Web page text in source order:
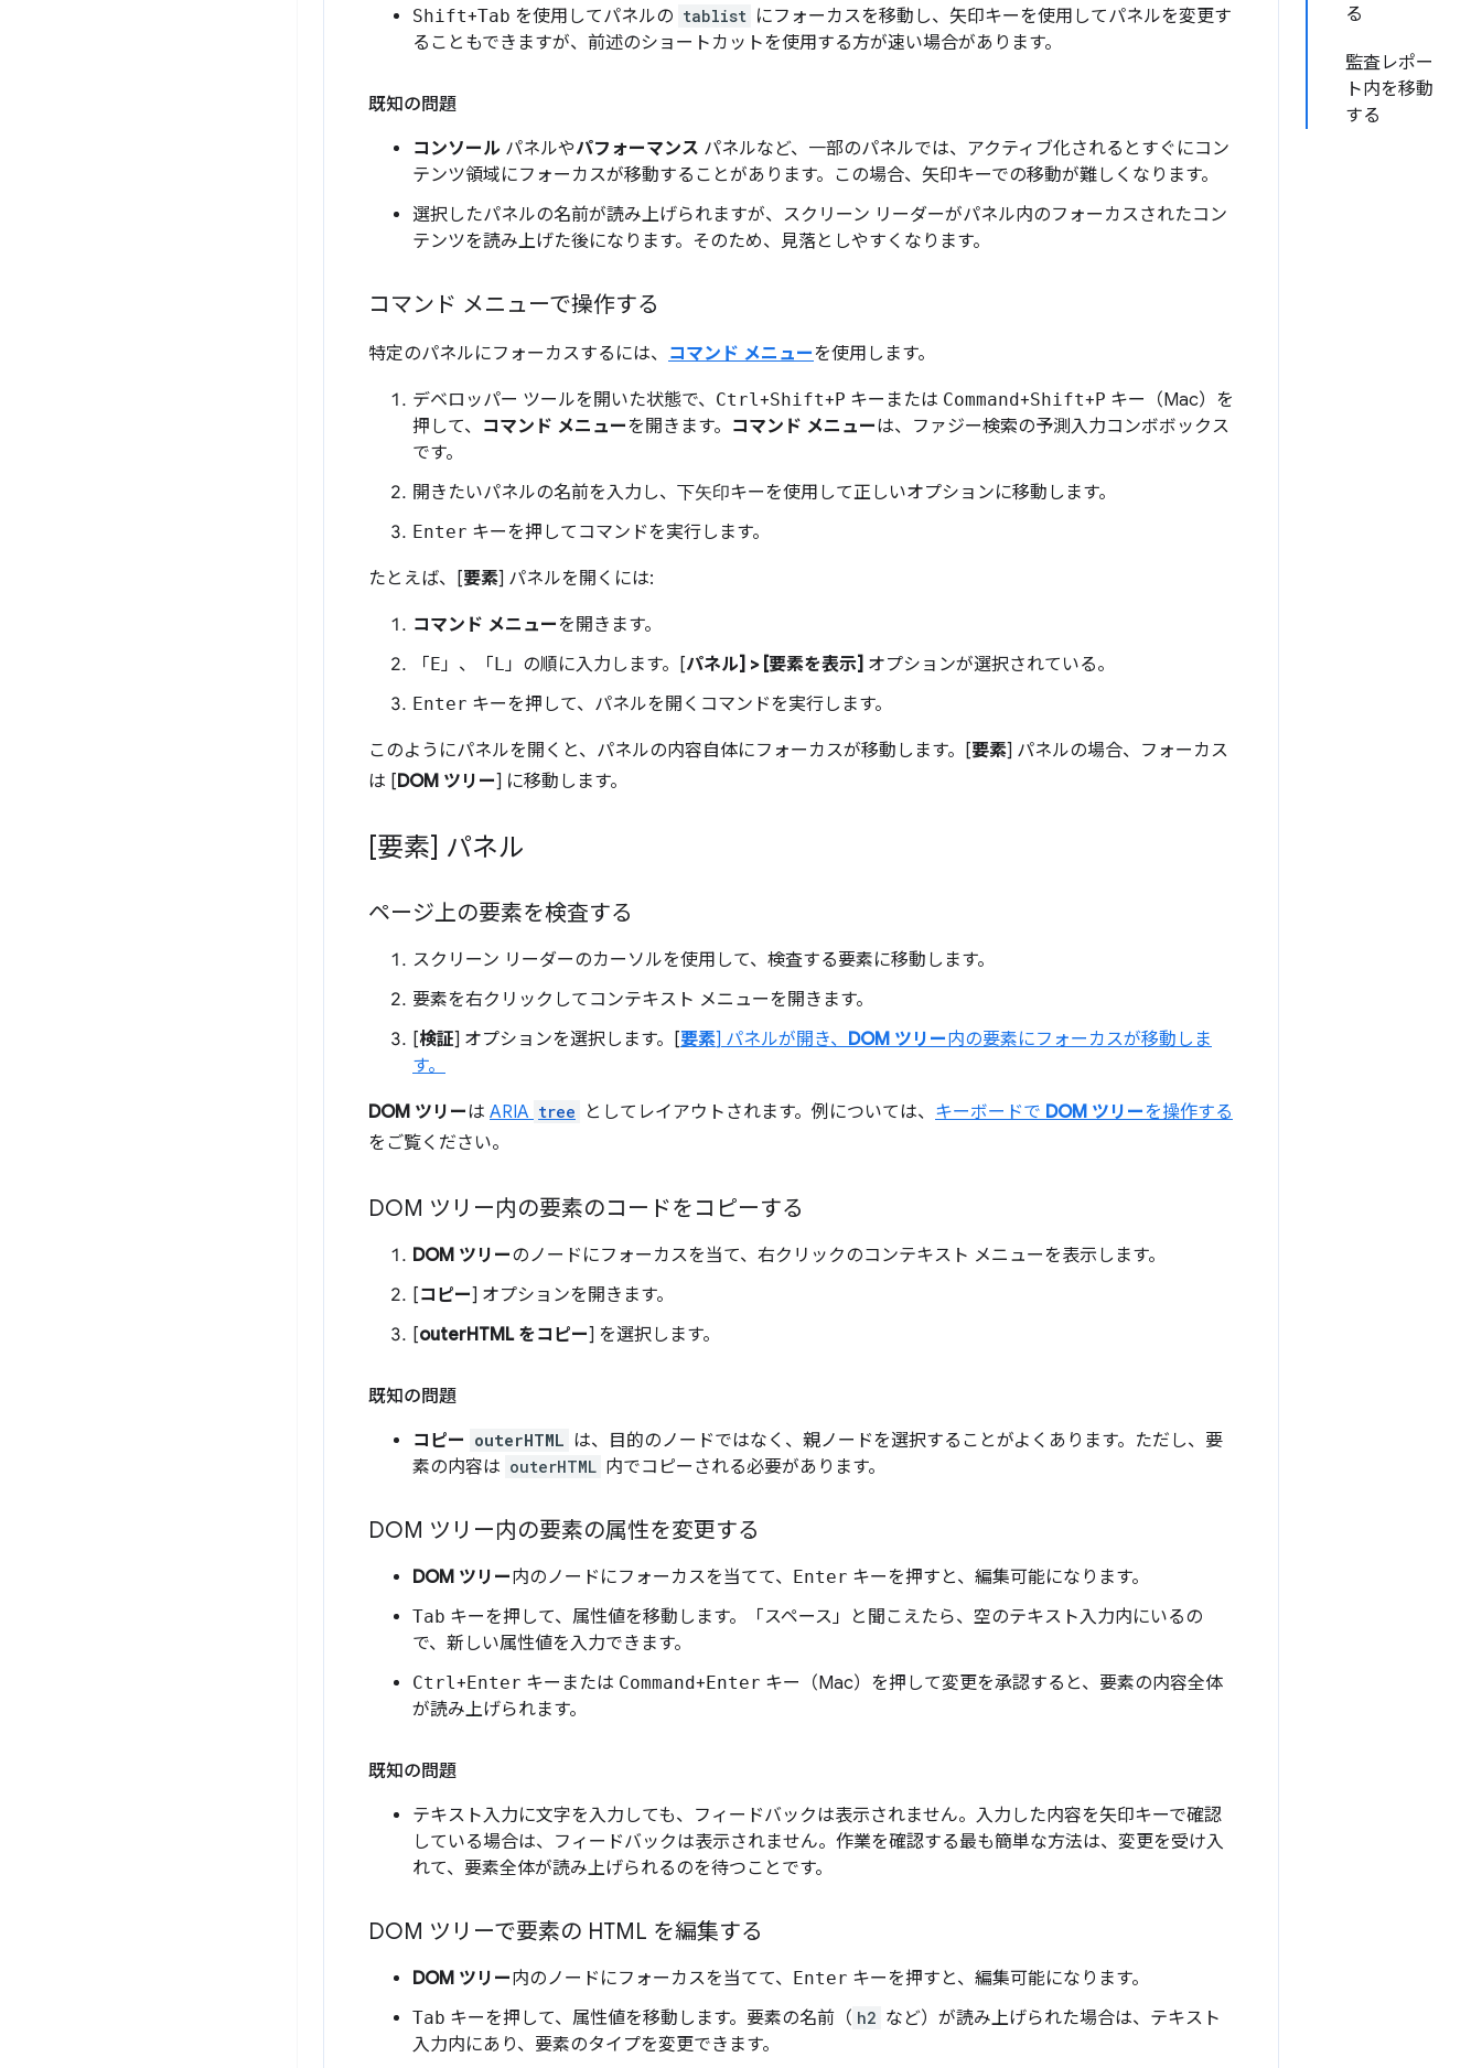
る
監査レポー
ト内を移動
する
Shift+Tab を使用してパネルの tablist にフォーカスを移動し、矢印キーを使用してパネルを変更す
ることもできますが、前述のショートカットを使用する方が速い場合があります。
既知の問題
コンソール パネルやパフォーマンス パネルなど、一部のパネルでは、アクティブ化されるとすぐにコン
テンツ領域にフォーカスが移動することがあります。この場合、矢印キーでの移動が難しくなります。
選択したパネルの名前が読み上げられますが、スクリーン リーダーがパネル内のフォーカスされたコン
テンツを読み上げた後になります。そのため、見落としやすくなります。
コマンド メニューで操作する
特定のパネルにフォーカスするには、 コマンド メニューを使用します。
デベロッパー ツールを開いた状態で、 Ctrl+Shift+P キーまたは Command+Shift+P キー（Mac）を
押して、 コマンド メニューを開きます。 コマンド メニューは、ファジー検索の予測入力コンボボックス
です。
開きたいパネルの名前を入力し、 下矢印キーを使用して正しいオプションに移動します。
Enter キーを押してコマンドを実行します。
たとえば、[要素] パネルを開くには:
コマンド メニューを開きます。
「 E」、「 L」の順に入力します。[パネル] > [要素を表示] オプションが選択されている。
Enter キーを押して、パネルを開くコマンドを実行します。
このようにパネルを開くと、パネルの内容自体にフォーカスが移動します。[要素] パネルの場合、フォーカス
は [DOM ツリー] に移動します。
[要素] パネル
ページ上の要素を検査する
スクリーン リーダーのカーソルを使用して、検査する要素に移動します。
要素を右クリックしてコンテキスト メニューを開きます。
[検証] オプションを選択します。[要素] パネルが開き、 DOM ツリー内の要素にフォーカスが移動しま
す。
DOM ツリーは ARIA tree としてレイアウトされます。例については、 キーボードで DOM ツリーを操作する
をご覧ください。
DOM ツリー内の要素のコードをコピーする
DOM ツリーのノードにフォーカスを当て、右クリックのコンテキスト メニューを表示します。
[コピー] オプションを開きます。
[outerHTML をコピー] を選択します。
既知の問題
コピー outerHTML は、目的のノードではなく、親ノードを選択することがよくあります。ただし、要
素の内容は outerHTML 内でコピーされる必要があります。
DOM ツリー内の要素の属性を変更する
DOM ツリー内のノードにフォーカスを当てて、 Enter キーを押すと、編集可能になります。
Tab キーを押して、属性値を移動します。「スペース」と聞こえたら、空のテキスト入力内にいるの
で、新しい属性値を入力できます。
Ctrl+Enter キーまたは Command+Enter キー（Mac）を押して変更を承認すると、要素の内容全体
が読み上げられます。
既知の問題
テキスト入力に文字を入力しても、フィードバックは表示されません。入力した内容を矢印キーで確認
している場合は、フィードバックは表示されません。作業を確認する最も簡単な方法は、変更を受け入
れて、要素全体が読み上げられるのを待つことです。
DOM ツリーで要素の HTML を編集する
DOM ツリー内のノードにフォーカスを当てて、 Enter キーを押すと、編集可能になります。
Tab キーを押して、属性値を移動します。要素の名前（ h2 など）が読み上げられた場合は、テキスト
入力内にあり、要素のタイプを変更できます。